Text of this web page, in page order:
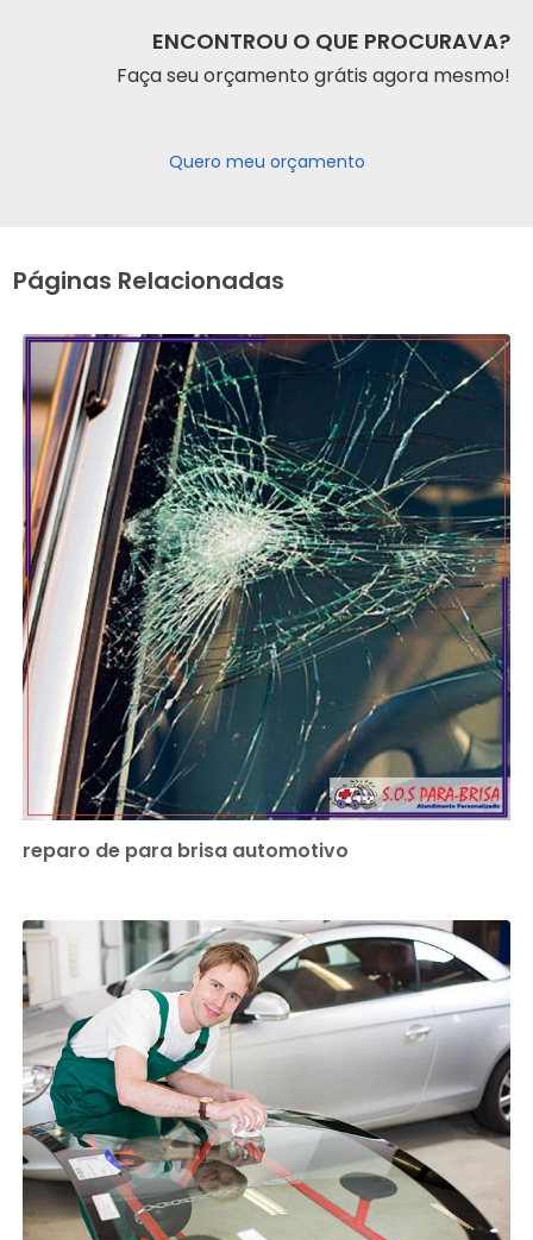
ENCONTROU O QUE PROCURAVA?
Faça seu orçamento grátis agora mesmo!
Quero meu orçamento
Páginas Relacionadas
reparo de para brisa automotivo